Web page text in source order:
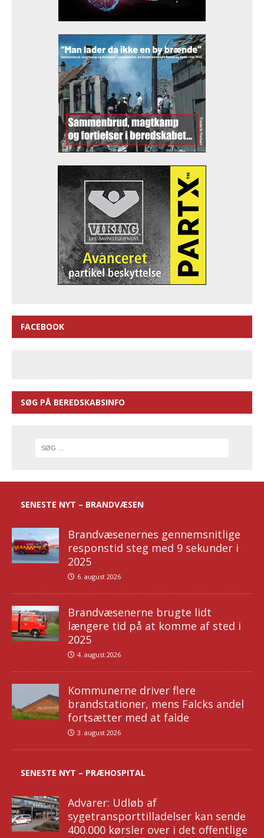
FACEBOOK
SØG PÅ BEREDSKABSINFO
SENESTE NYT – BRANDVÆSEN
Brandvæsenernes gennemsnitlige
responstid steg med 9 sekunder i
2025
6. august 2026
Brandvæsenerne brugte lidt
længere tid på at komme af sted i
2025
4. august 2026
Kommunerne driver flere
brandstationer, mens Falcks andel
fortsætter med at falde
3. august 2026
SENESTE NYT – PRÆHOSPITAL
Advarer: Udløb af
sygetransporttilladelser kan sende
400.000 kørsler over i det offentlige